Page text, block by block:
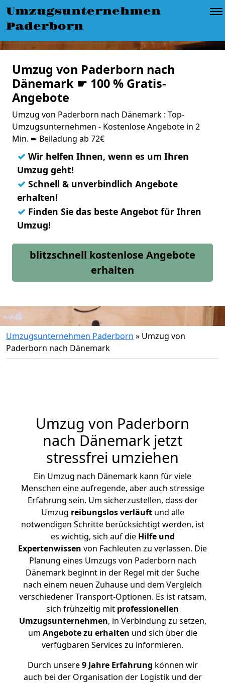
Umzugsunternehmen
Paderborn
Umzug von Paderborn nach
Dänemark ☛ 100 % Gratis-
Angebote
Umzug von Paderborn nach Dänemark : Top-
Umzugsunternehmen - Kostenlose Angebote in 2
Min. ➨ Beiladung ab 72€
✓ Wir helfen Ihnen, wenn es um Ihren
Umzug geht!
✓ Schnell & unverbindlich Angebote
erhalten!
✓ Finden Sie das beste Angebot für Ihren
Umzug!
blitzschnell kostenlose Angebote
erhalten
Umzugsunternehmen Paderborn » Umzug von
Paderborn nach Dänemark
Umzug von Paderborn
nach Dänemark jetzt
stressfrei umziehen
Ein Umzug nach Dänemark kann für viele
Menschen eine aufregende, aber auch stressige
Erfahrung sein. Um sicherzustellen, dass der
Umzug reibungslos verläuftund alle
notwendigen Schritte berücksichtigt werden, ist
es wichtig, sich auf die Hilfe und
Expertenwissen von Fachleuten zu verlassen. Die
Planung eines Umzugs von Paderborn nach
Dänemark beginnt in der Regel mit der Suche
nach einem neuen Zuhause und dem Vergleich
verschiedener Transport-Optionen. Es ist ratsam,
sich frühzeitig mit professionellen
Umzugsunternehmen, in Verbindung zu setzen,
um Angebote zu erhalten und sich über die
verfügbaren Services zu informieren.
Durch unsere9 Jahre Erfahrung können wir
auch bei der Organisation der Logistik und der